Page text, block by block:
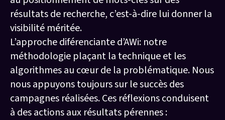
résultats de recherche, c’est-à-dire lui donner la
visibilité méritée.
L’approche diférenciante d’AWi: notre
méthodologie plaçant la technique et les
algorithmes au cœur de la problématique. Nous
nous appuyons toujours sur le succès des
campagnes réalisées. Ces réflexions conduisent
à des actions aux résultats pérennes :